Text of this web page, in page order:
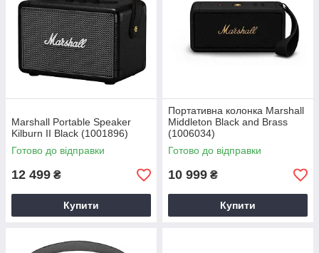
Marshall Portable Speaker
Kilburn II Black (1001896)
Готово до відправки
12 499 ₴
Купити
Портативна колонка Marshall
Middleton Black and Brass
(1006034)
Готово до відправки
10 999 ₴
Купити